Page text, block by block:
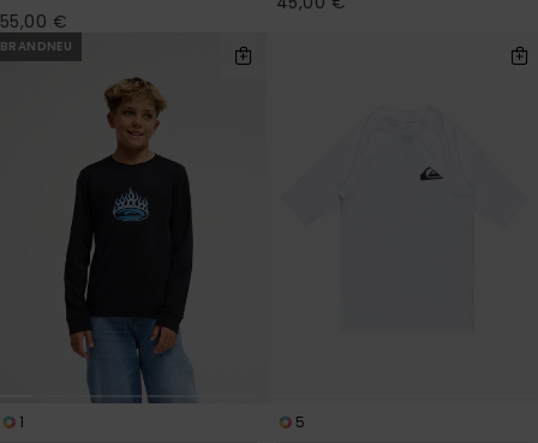
55,00 €
BRANDNEU
1
5